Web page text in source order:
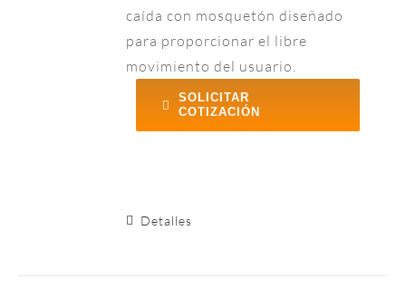
caída con mosquetón diseñado
para proporcionar el libre
movimiento del usuario.
SOLICITAR
COTIZACIÓN
Detalles